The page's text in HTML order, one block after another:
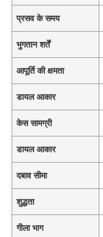
प्रसव के समय
भुगतान शर्तें
आपूर्ति की क्षमता
डायल आकार
केस सामग्री
डायल आकार
दबाव सीमा
शुद्धता
गीला भाग